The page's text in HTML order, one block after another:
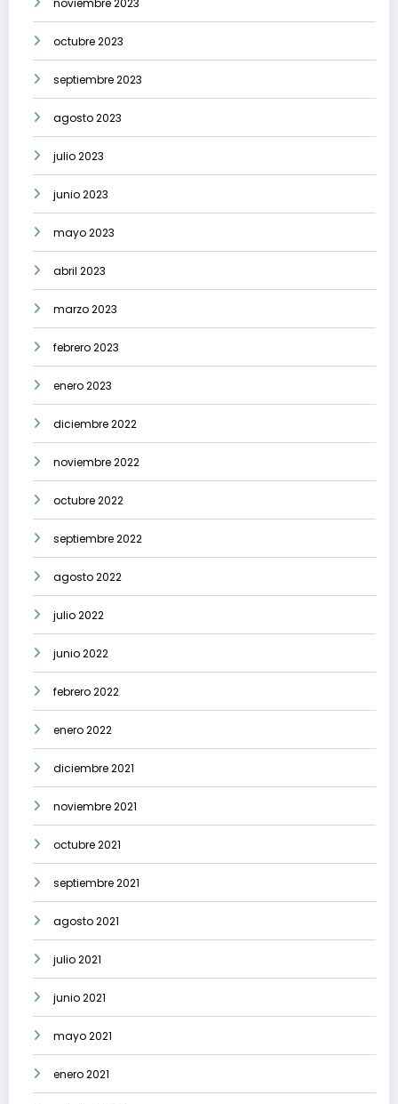
noviembre 2023
octubre 2023
septiembre 2023
agosto 2023
julio 2023
junio 2023
mayo 2023
abril 2023
marzo 2023
febrero 2023
enero 2023
diciembre 2022
noviembre 2022
octubre 2022
septiembre 2022
agosto 2022
julio 2022
junio 2022
febrero 2022
enero 2022
diciembre 2021
noviembre 2021
octubre 2021
septiembre 2021
agosto 2021
julio 2021
junio 2021
mayo 2021
enero 2021